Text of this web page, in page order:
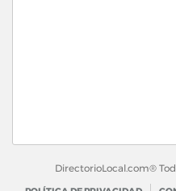
DirectorioLocal.com®